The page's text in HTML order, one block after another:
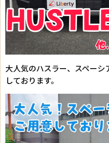
大人気のハスラー、スペー
しております。